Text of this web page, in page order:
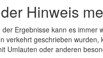
Hinweis
Ergebnisse kann es
verkehrt geschrieben
Umlauten oder anderen